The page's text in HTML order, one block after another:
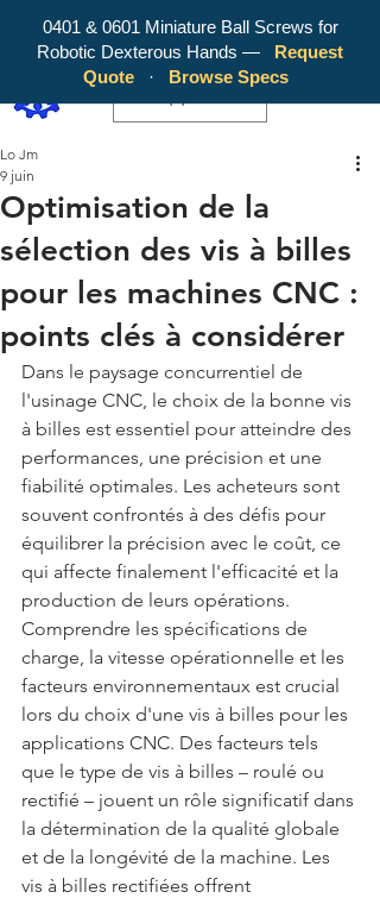
WY Precision Co., Limited - Your
Trusted Mini Ballscrew Manufacturer!
Optimisation de la
sélection des vis à billes
pour les machines CNC :
points clés à considérer
Lo Jm
9 juin
Dans le paysage concurrentiel de
l'usinage CNC, le choix de la bonne vis
à billes est essentiel pour atteindre des
performances, une précision et une
fiabilité optimales. Les acheteurs sont
souvent confrontés à des défis pour
équilibrer la précision avec le coût, ce
qui affecte finalement l'efficacité et la
production de leurs opérations.
Comprendre les spécifications de
charge, la vitesse opérationnelle et les
facteurs environnementaux est crucial
lors du choix d'une vis à billes pour les
applications CNC. Des facteurs tels
que le type de vis à billes – roulé ou
rectifié – jouent un rôle significatif dans
la détermination de la qualité globale
et de la longévité de la machine. Les
vis à billes rectifiées offrent
0401 & 0601 Miniature Ball Screws for
Robotic Dexterous Hands —
Request
Quote
· Browse Specs